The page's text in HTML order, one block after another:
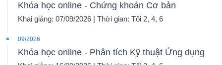
Khóa học online - Chứng khoán Cơ bản
Khai giảng: 07/09/2026 | Thời gian: Tối 2, 4, 6
09/2026
Khóa học online - Phân tích Kỹ thuật Ứng dụng